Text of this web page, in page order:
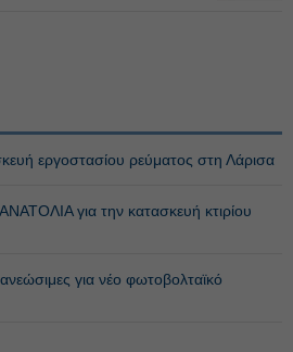
εργοστασίου ρεύματος στη Λάρισα
για την κατασκευή κτιρίου
για νέο φωτοβολταϊκό